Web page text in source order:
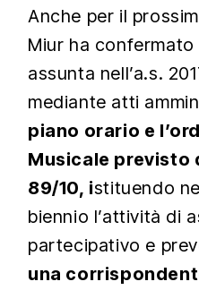
Anche per il
Miur ha
assunta nell’a.s.
mediante atti
piano orario e
Musicale previsto
89/10, istituendo
biennio l’attività di
partecipativo e
una